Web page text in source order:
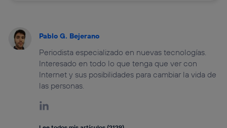
Pablo G. Bejerano
Periodista especializado en nuevas tecnologías.
Interesado en todo lo que tenga que ver con
Internet y sus posibilidades para cambiar la vida de
las personas.